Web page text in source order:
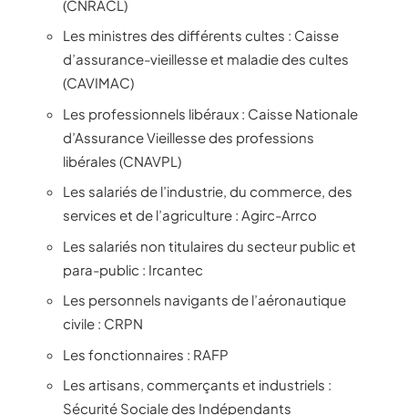
(CNRACL)
Les ministres des différents cultes : Caisse
d’assurance-vieillesse et maladie des cultes
(CAVIMAC)
Les professionnels libéraux : Caisse Nationale
d’Assurance Vieillesse des professions
libérales (CNAVPL)
Les salariés de l’industrie, du commerce, des
services et de l’agriculture : Agirc-Arrco
Les salariés non titulaires du secteur public et
para-public : Ircantec
Les personnels navigants de l’aéronautique
civile : CRPN
Les fonctionnaires : RAFP
Les artisans, commerçants et industriels :
Sécurité Sociale des Indépendants